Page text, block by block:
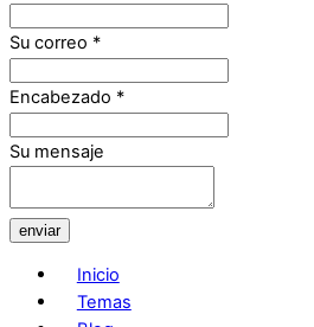
Su correo *
Encabezado *
Su mensaje
enviar
Inicio
Temas